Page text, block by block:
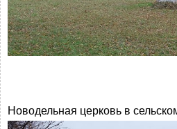
Новодельная церковь в